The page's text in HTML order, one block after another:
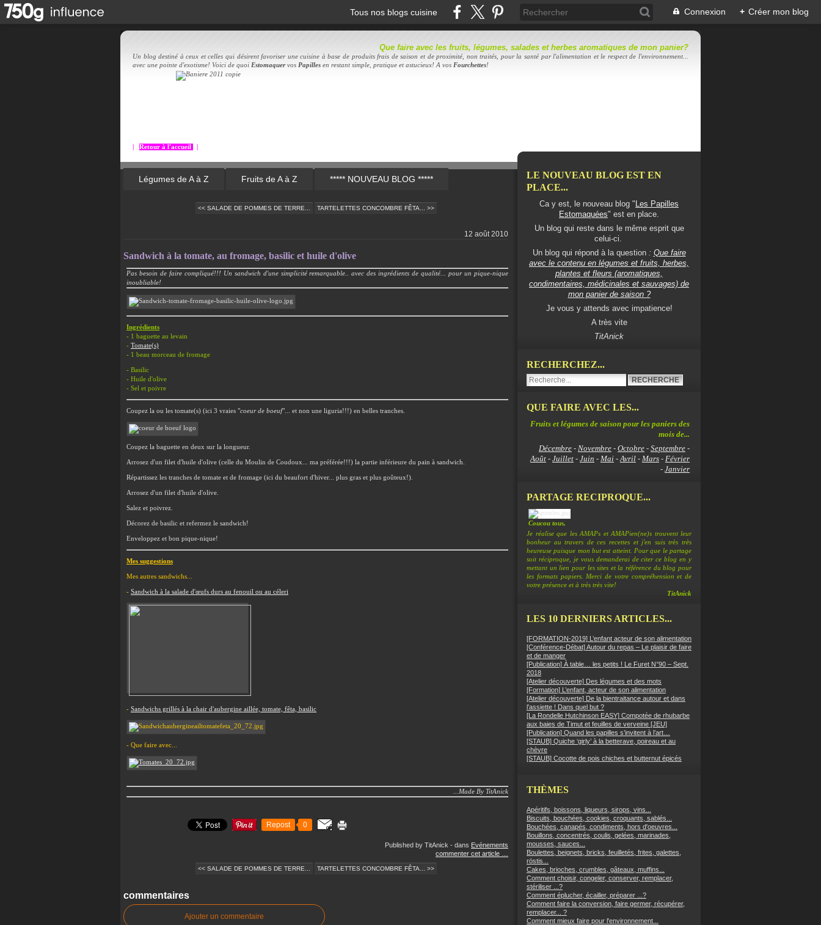
Tous nos blogs cuisine Connexion + Créer mon blog
Que faire avec les fruits, légumes, salades et herbes aromatiques de mon panier?
Un blog destiné à ceux et celles qui désirent favoriser une cuisine à base de produits frais de saison et de proximité, non traités, pour la santé par l'alimentation et le respect de l'environnement...
avec une pointe d'exotisme! Voici de quoi Estomaquervos Papilles en restant simple, pratique et astucieux! A vos Fourchettes!
Retour à l'accueil
Légumes de A à Z Fruits de A à Z ***** NOUVEAU BLOG *****
<< SALADE DE POMMES DE TERRE... TARTELETTES CONCOMBRE FÊTA... >>
12 août 2010
Sandwich à la tomate, au fromage, basilic et huile d'olive
Pas besoin de faire compliqué!!! Un sandwich d'une simplicité remarquable.. avec des ingrédients de qualité... pour un pique-nique
inoubliable!
Ingrédients
- 1 baguette au levain
- Tomate(s)
- 1 beau morceau de fromage
- Basilic
- Huile d'olive
- Sel et poivre
Coupez la ou les tomate(s) (ici 3 vraies "coeur de boeuf"... et non une liguria!!!) en belles tranches.
Coupez la baguette en deux sur la longueur.
Arrosez d'un filet d'huile d'olive (celle du Moulin de Coudoux... ma préférée!!!) la partie inférieure du pain à sandwich.
Répartissez les tranches de tomate et de fromage (ici du beaufort d'hiver... plus gras et plus goûteux!).
Arrosez d'un filet d'huile d'olive.
Salez et poivrez.
Décorez de basilic et refermez le sandwich!
Enveloppez et bon pique-nique!
Mes suggestions
Mes autres sandwichs...
- Sandwich à la salade d'œufs durs au fenouil ou au céleri
- Sandwichs grillés à la chair d'aubergine aillée, tomate, fêta, basilic
- Que faire avec...
...Made By TitAnick
Repost 0
Published by TitAnick - dans Evénements
commenter cet article
<< SALADE DE POMMES DE TERRE... TARTELETTES CONCOMBRE FÊTA... >>
commentaires
Ajouter un commentaire
LE NOUVEAU BLOG EST EN
PLACE...
Ca y est, le nouveau blog " Les Papilles
Estomaquées" est en place.
Un blog qui reste dans le même esprit que
celui-ci.
Un blog qui répond à la question : Que faire
avec le contenu en légumes et fruits, herbes,
plantes et fleurs (aromatiques,
condimentaires, médicinales et sauvages) de
mon panier de saison ?
Je vous y attends avec impatience!
A très vite
TitAnick
RECHERCHEZ...
QUE FAIRE AVEC LES...
Fruits et légumes de saison pour les paniers des
mois de...
Décembre - Novembre - Octobre - Septembre -
Août - Juillet - Juin - Mai -Avril - Mars - Février
- Janvier
PARTAGE RECIPROQUE...
Coucou tous,
Je réalise que les AMAPs et AMAPien(ne)s trouvent leur
bonheur au travers de ces recettes et j'en suis très très
heureuse puisque mon but est atteint. Pour que le partage
soit réciproque, je vous demanderai de citer ce blog en y
mettant un lien pour les sites et la référence du blog pour
les formats papiers. Merci de votre compréhension et de
votre présence et à très très vite!
TitAnick
LES 10 DERNIERS ARTICLES...
[FORMATION-2019] L’enfant acteur de son alimentation
[Conférence-Débat] Autour du repas – Le plaisir de faire
et de manger
[Publication] À table… les petits ! Le Furet N°90 – Sept.
2018
[Atelier découverte] Des légumes et des mots
[Formation] L’enfant, acteur de son alimentation
[Atelier découverte] De la bientraitance autour et dans
l’assiette ! Dans quel but ?
[La Rondelle Hutchinson EASY] Compotée de rhubarbe
aux baies de Timut et feuilles de verveine [JEU]
[Publication] Quand les papilles s’invitent à l’art…
[STAUB] Quiche ‘girly’ à la betterave, poireau et au
chèvre
[STAUB] Cocotte de pois chiches et butternut épicés
THÈMES
Apéritifs, boissons, liqueurs, sirops, vins...
Biscuits, bouchées, cookies, croquants, sablés...
Bouchées, canapés, condiments, hors d'oeuvres...
Bouillons, concentrés, coulis, gelées, marinades,
mousses, sauces...
Boulettes, beignets, bricks, feuilletés, frites, galettes,
röstis...
Cakes, brioches, crumbles, gâteaux, muffins...
Comment choisir, congeler, conserver, remplacer,
stériliser ...?
Comment éplucher, écailler, préparer ...?
Comment faire la conversion, faire germer, récupérer,
remplacer... ?
Comment mieux faire pour l'environnement...